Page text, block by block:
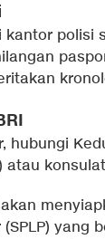
kantor polisi
hubungi
atau
yang